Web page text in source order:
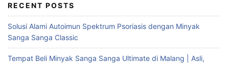
RECENT POSTS
Solusi Alami Autoimun Spektrum Psoriasis dengan Minyak
Sanga Sanga Classic
Tempat Beli Minyak Sanga Sanga Ultimate di Malang | Asli,